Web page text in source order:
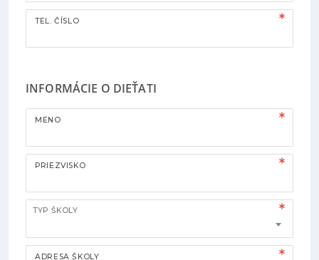
TEL. ČÍSLO
INFORMÁCIE O DIEŤATI
MENO
PRIEZVISKO
TYP ŠKOLY
ADRESA ŠKOLY